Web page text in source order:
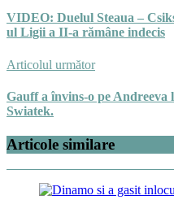
VIDEO: Duelul Steaua –
ul Ligii a II-a rămâne indecis
Articolul următor
Gauff a învins-o pe
Swiatek.
Articole similare